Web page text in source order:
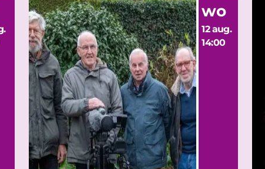
wo
12 aug.
14:00